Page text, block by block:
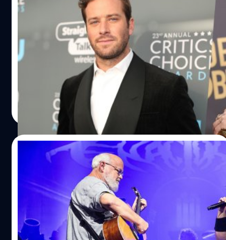
Armie Hammer ปฏิเสธข่าว Robert Downey
Jr. ไม่ได้ช่วยออกเงินค่าบำบัด เผย อยากทำงาน
เป็นครูสอนการแสดง แต่ไม่ได้รับใบอนุญาต
อาร์มี แฮมเมอร์ (Armie Hammer) ปฏิเสธข่าว โรเบิร์ต ดาวนีย์
จูเนียร์ (Robert Downey Jr.) ไม่ได้ช่วยออกเงินค่าบำบัดให้
แต่ให้คำแนะนำ "นั่งลง หยุดพูด แล้วทุกอย่างจะดีขึ้น"
ประภาส อยู่เย็น | 748 days ago
Read More
17/07/2024
Jack Black เทฟ้าผ่า ทัวร์คอนเสิร์ตวง
Tenacious D และงานในอนาคต หลังเพื่อนซี้
Kyle Gass พลั้งปากเล่นมุกแซวเหตุลอบยิง
Donald Trump
เป็นเรื่อง! แจ็ก แบล็ก (Jack Black) ยกเลิกฟ้าผ่า ทัวร์
คอนเสิร์ตวง Tenacious D และงานในอนาคต หลังเพื่อนซี้
Kyle Gass เล่นตลกแซวเหตุลอบสังหาร โดนัลด์ ทรัมป์